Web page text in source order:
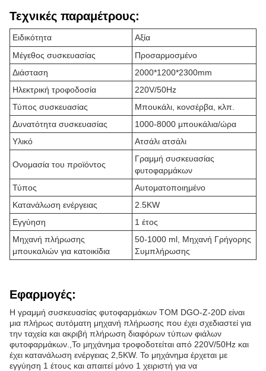
Τεχνικές παραμέτρους:
Ειδικότητα
Αξία
Μέγεθος συσκευασίας
Προσαρμοσμένο
Διάσταση
2000*1200*2300mm
Ηλεκτρική τροφοδοσία
220V/50Hz
Τύπος συσκευασίας
Μπουκάλι, κονσέρβα, κλπ.
Δυνατότητα συσκευασίας
1000-8000 μπουκάλια/ώρα
Υλικό
Ατσάλι ατσάλι
Ονομασία του προϊόντος
Γραμμή συσκευασίας
φυτοφαρμάκων
Τύπος
Αυτοματοποιημένο
Κατανάλωση ενέργειας
2.5KW
Εγγύηση
1 έτος
Μηχανή πλήρωσης
μπουκαλιών για κατοικίδια
50-1000 ml, Μηχανή Γρήγορης
Συμπλήρωσης
Εφαρμογές:
Η γραμμή συσκευασίας φυτοφαρμάκων TOM DGO-Z-20D είναι
μια πλήρως αυτόματη μηχανή πλήρωσης που έχει σχεδιαστεί για
την ταχεία και ακριβή πλήρωση διαφόρων τύπων φιάλων
φυτοφαρμάκων.,Το μηχάνημα τροφοδοτείται από 220V/50Hz και
έχει κατανάλωση ενέργειας 2,5KW. Το μηχάνημα έρχεται με
εγγύηση 1 έτους και απαιτεί μόνο 1 χειριστή για να